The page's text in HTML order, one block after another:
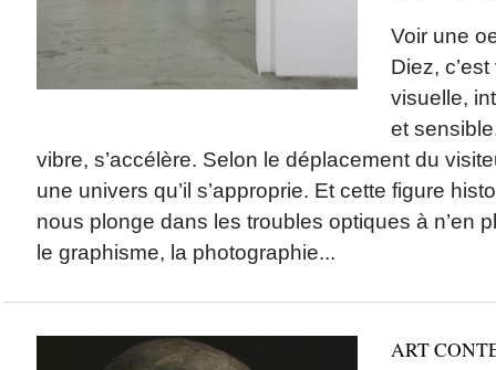
Voir une
Diez,
visuelle,
et
vibre, s’accélère. Selon le déplacement du
une univers qu’il s’approprie. Et cette figure
nous plonge dans les troubles optiques à n’en
le graphisme, la photographie...
ART